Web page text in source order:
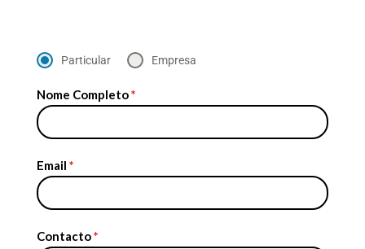
Particular Empresa
Nome Completo*
Email *
Contacto*